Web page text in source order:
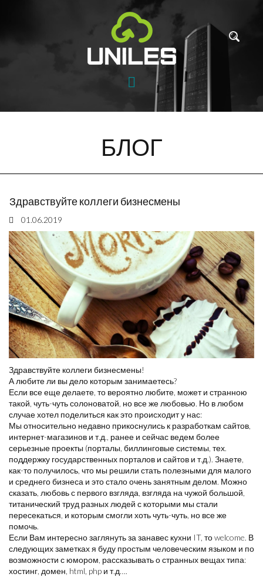
БЛОГ
Здравствуйте коллеги бизнесмены
01.06.2019
Здравствуйте коллеги бизнесмены!
А любите ли вы дело которым занимаетесь?
Если все еще делаете, то вероятно любите, может и странною
такой, чуть-чуть солоноватой, но все же любовью. Но в любом
случае хотел поделиться как это происходит у нас:
Мы относительно недавно прикоснулись к разработкам сайтов,
интернет-магазинов и т.д., ранее и сейчас ведем более
серьезные проекты (порталы, биллинговые системы, тех.
поддержку государственных порталов и сайтов и т.д.). Знаете,
как-то получилось, что мы решили стать полезными для малого
и среднего бизнеса и это стало очень занятным делом. Можно
сказать, любовь с первого взгляда, взгляда на чужой большой,
титанический труд разных людей с которыми мы стали
пересекаться, и которым смогли хоть чуть-чуть, но все же
помочь.
Если Вам интересно заглянуть за занавес кухни IT, то welcome. В
следующих заметках я буду простым человеческим языком и по
возможности с юмором, рассказывать о странных вещах типа:
хостинг, домен, html, php и т.д….